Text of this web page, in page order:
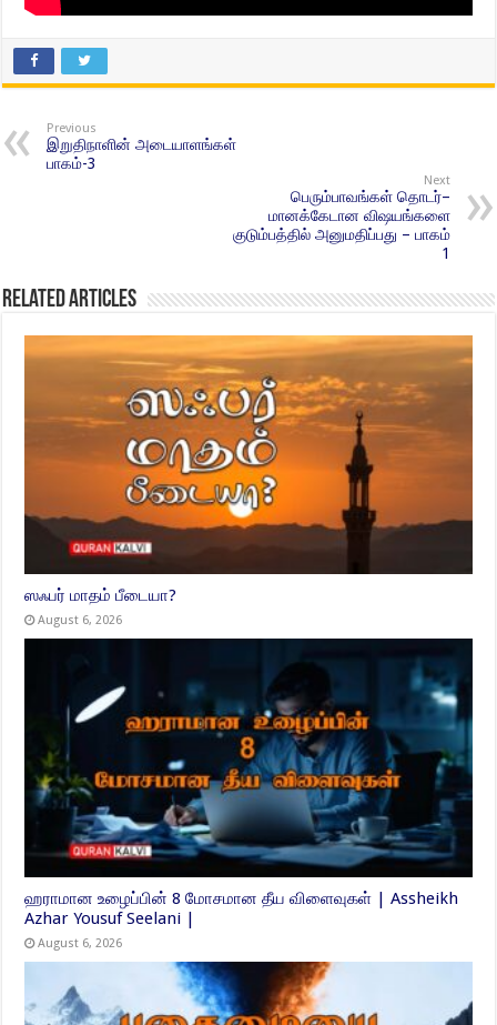
Previous
இறுதிநாளின் அடையாளங்கள்
பாகம்-3
Next
பெரும்பாவங்கள் தொடர்–
மானக்கேடான விஷயங்களை
குடும்பத்தில் அனுமதிப்பது – பாகம்
1
Related Articles
ஸஃபர் மாதம் பீடையா?
August 6, 2026
ஹராமான உழைப்பின் 8 மோசமான தீய விளைவுகள் | Assheikh
Azhar Yousuf Seelani |
August 6, 2026